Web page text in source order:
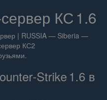
КС 1.6
| RUSSIA — Siberia —
КС2
1.6 в